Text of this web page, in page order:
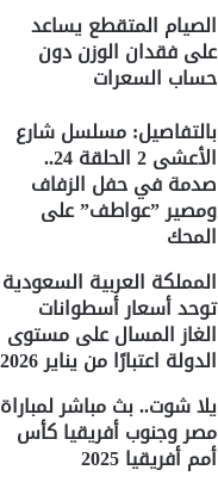
الصيام المتقطع يساعد
على فقدان الوزن دون
حساب السعرات
بالتفاصيل: مسلسل شارع
الأعشى 2 الحلقة 24..
صدمة في حفل الزفاف
ومصير ”عواطف” على
المحك
المملكة العربية السعودية
توحد أسعار أسطوانات
الغاز المسال على مستوى
الدولة اعتبارًا من يناير 2026
يلا شوت.. بث مباشر لمباراة
مصر وجنوب أفريقيا كأس
أمم أفريقيا 2025